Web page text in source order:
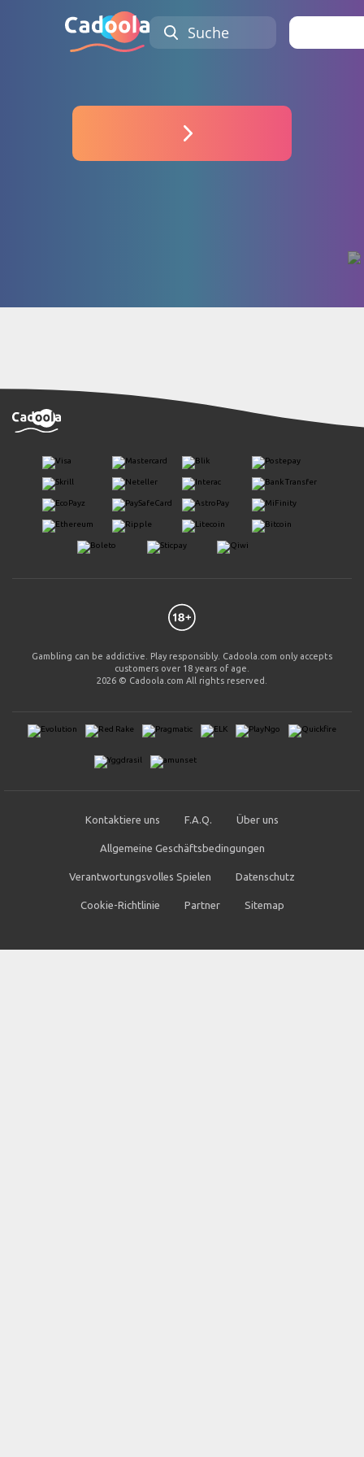
Suche
Gambling can be addictive. Play responsibly. Cadoola.com only accepts
customers over 18 years of age.
2026 © Cadoola.com All rights reserved.
Kontaktiere uns F.A.Q. Über uns
Allgemeine Geschäftsbedingungen
Verantwortungsvolles Spielen Datenschutz
Cookie-Richtlinie Partner Sitemap